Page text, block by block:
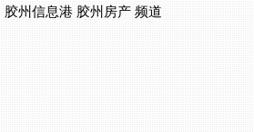
胶州信息港 胶州房产 频道